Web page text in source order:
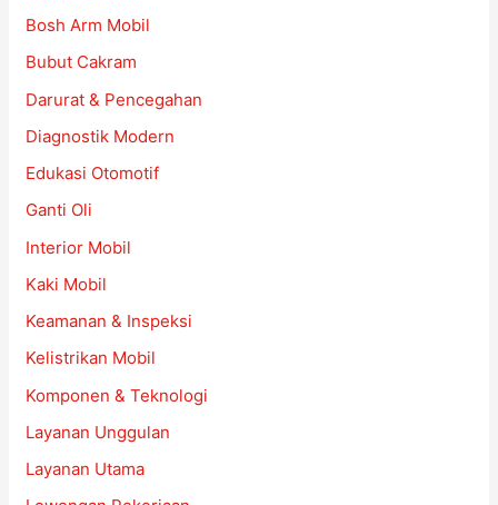
Bosh Arm Mobil
Bubut Cakram
Darurat & Pencegahan
Diagnostik Modern
Edukasi Otomotif
Ganti Oli
Interior Mobil
Kaki Mobil
Keamanan & Inspeksi
Kelistrikan Mobil
Komponen & Teknologi
Layanan Unggulan
Layanan Utama